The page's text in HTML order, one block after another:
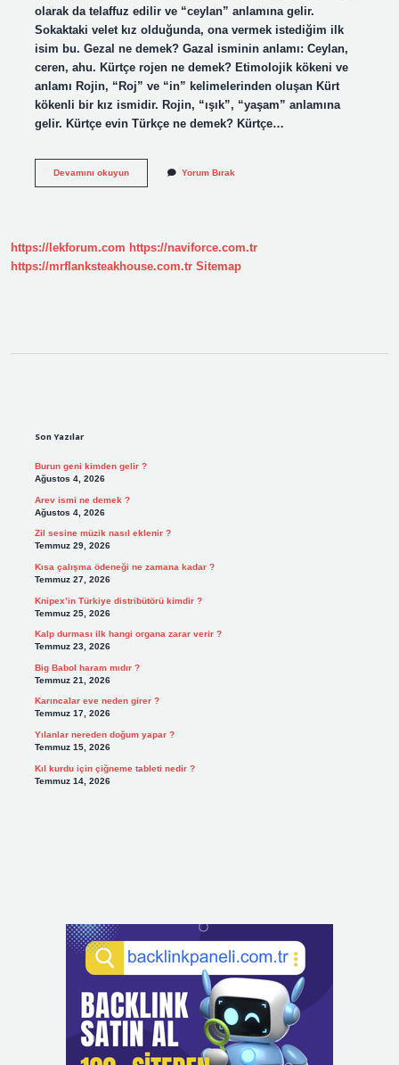
olarak da telaffuz edilir ve “ceylan” anlamına gelir.
Sokaktaki velet kız olduğunda, ona vermek istediğim ilk
isim bu. Gezal ne demek? Gazal isminin anlamı: Ceylan,
ceren, ahu. Kürtçe rojen ne demek? Etimolojik kökeni ve
anlamı Rojin, “Roj” ve “in” kelimelerinden oluşan Kürt
kökenli bir kız ismidir. Rojin, “ışık”, “yaşam” anlamına
gelir. Kürtçe evin Türkçe ne demek? Kürtçe…
Devamını okuyunKurtce
Yorum Bırak
https://lekforum.com https://naviforce.com.tr
https://mrflanksteakhouse.com.tr Sitemap
Son Yazılar
Burun geni kimden gelir ?
Ağustos 4, 2026
Arev ismi ne demek ?
Ağustos 4, 2026
Zil sesine müzik nasıl eklenir ?
Temmuz 29, 2026
Kısa çalışma ödeneği ne zamana kadar ?
Temmuz 27, 2026
Knipex’in Türkiye distribütörü kimdir ?
Temmuz 25, 2026
Kalp durması ilk hangi organa zarar verir ?
Temmuz 23, 2026
Big Babol haram mıdır ?
Temmuz 21, 2026
Karıncalar eve neden girer ?
Temmuz 17, 2026
Yılanlar nereden doğum yapar ?
Temmuz 15, 2026
Kıl kurdu için çiğneme tableti nedir ?
Temmuz 14, 2026